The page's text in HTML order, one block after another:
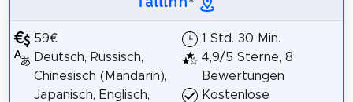
*
59€
Deutsch, Russisch,
Chinesisch (Mandarin),
Japanisch, Englisch,
1 Std. 30 Min.
4,9/5 Sterne, 8
Bewertungen
Kostenlose